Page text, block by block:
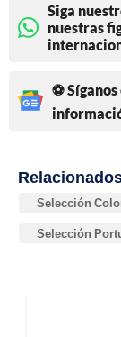
Siga
nuestras
⚽
Selección
Selección